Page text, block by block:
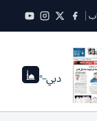
دبي--°